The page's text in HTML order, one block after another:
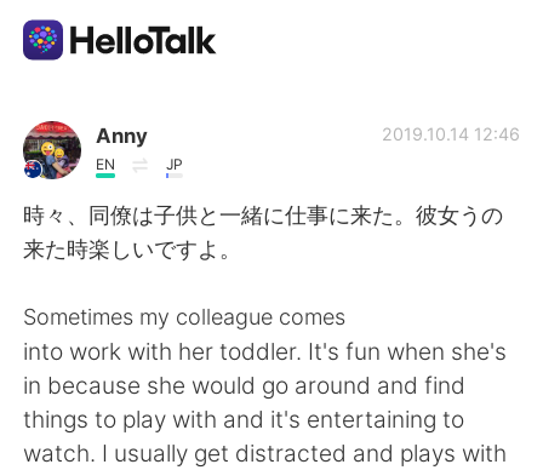
Language Exchange App
AI Grammar Checker
English
简体中文 繁體中文
Español العربية
Anny
EN JP
2019.10.14 12:46
時々、同僚は子供と一緒に仕事に来た。彼女うの
来た時楽しいですよ。
Sometimes my colleague comes
into work with her toddler. It's fun when she's
in because she would go around and find
things to play with and it's entertaining to
watch. I usually get distracted and plays with